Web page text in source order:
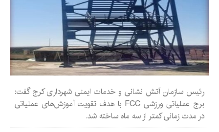
رئیس سازمان آتش نشانی و خدمات ایمنی شهرداری کرج گفت:
برج عملیاتی ورزشی FCC با هدف تقویت آموزش‌های عملیاتی
در مدت زمانی کمتر از سه ماه ساخته شد.